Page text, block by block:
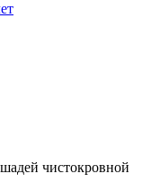
чистокровной